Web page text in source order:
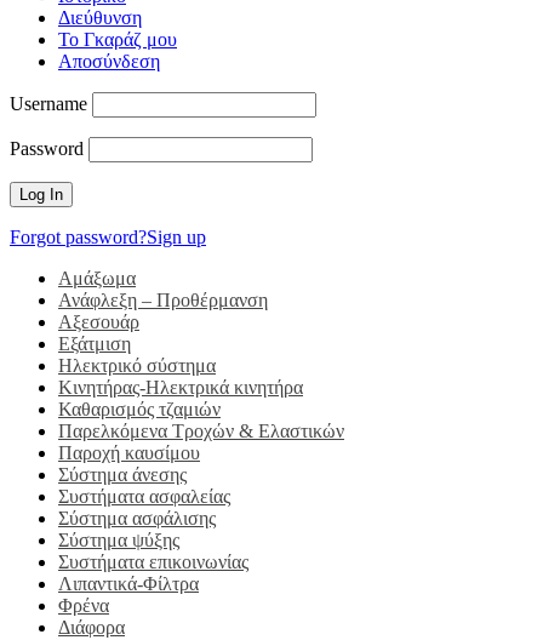
Διεύθυνση
Το Γκαράζ μου
Αποσύνδεση
Username
Password
Forgot password?Sign up
Αμάξωμα
Ανάφλεξη – Προθέρμανση
Αξεσουάρ
Εξάτμιση
Ηλεκτρικό σύστημα
Κινητήρας-Ηλεκτρικά κινητήρα
Καθαρισμός τζαμιών
Παρελκόμενα Τροχών & Ελαστικών
Παροχή καυσίμου
Σύστημα άνεσης
Συστήματα ασφαλείας
Σύστημα ασφάλισης
Σύστημα ψύξης
Συστήματα επικοινωνίας
Λιπαντικά-Φίλτρα
Φρένα
Διάφορα